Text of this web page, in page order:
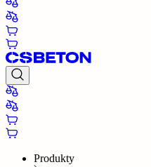
Produkty